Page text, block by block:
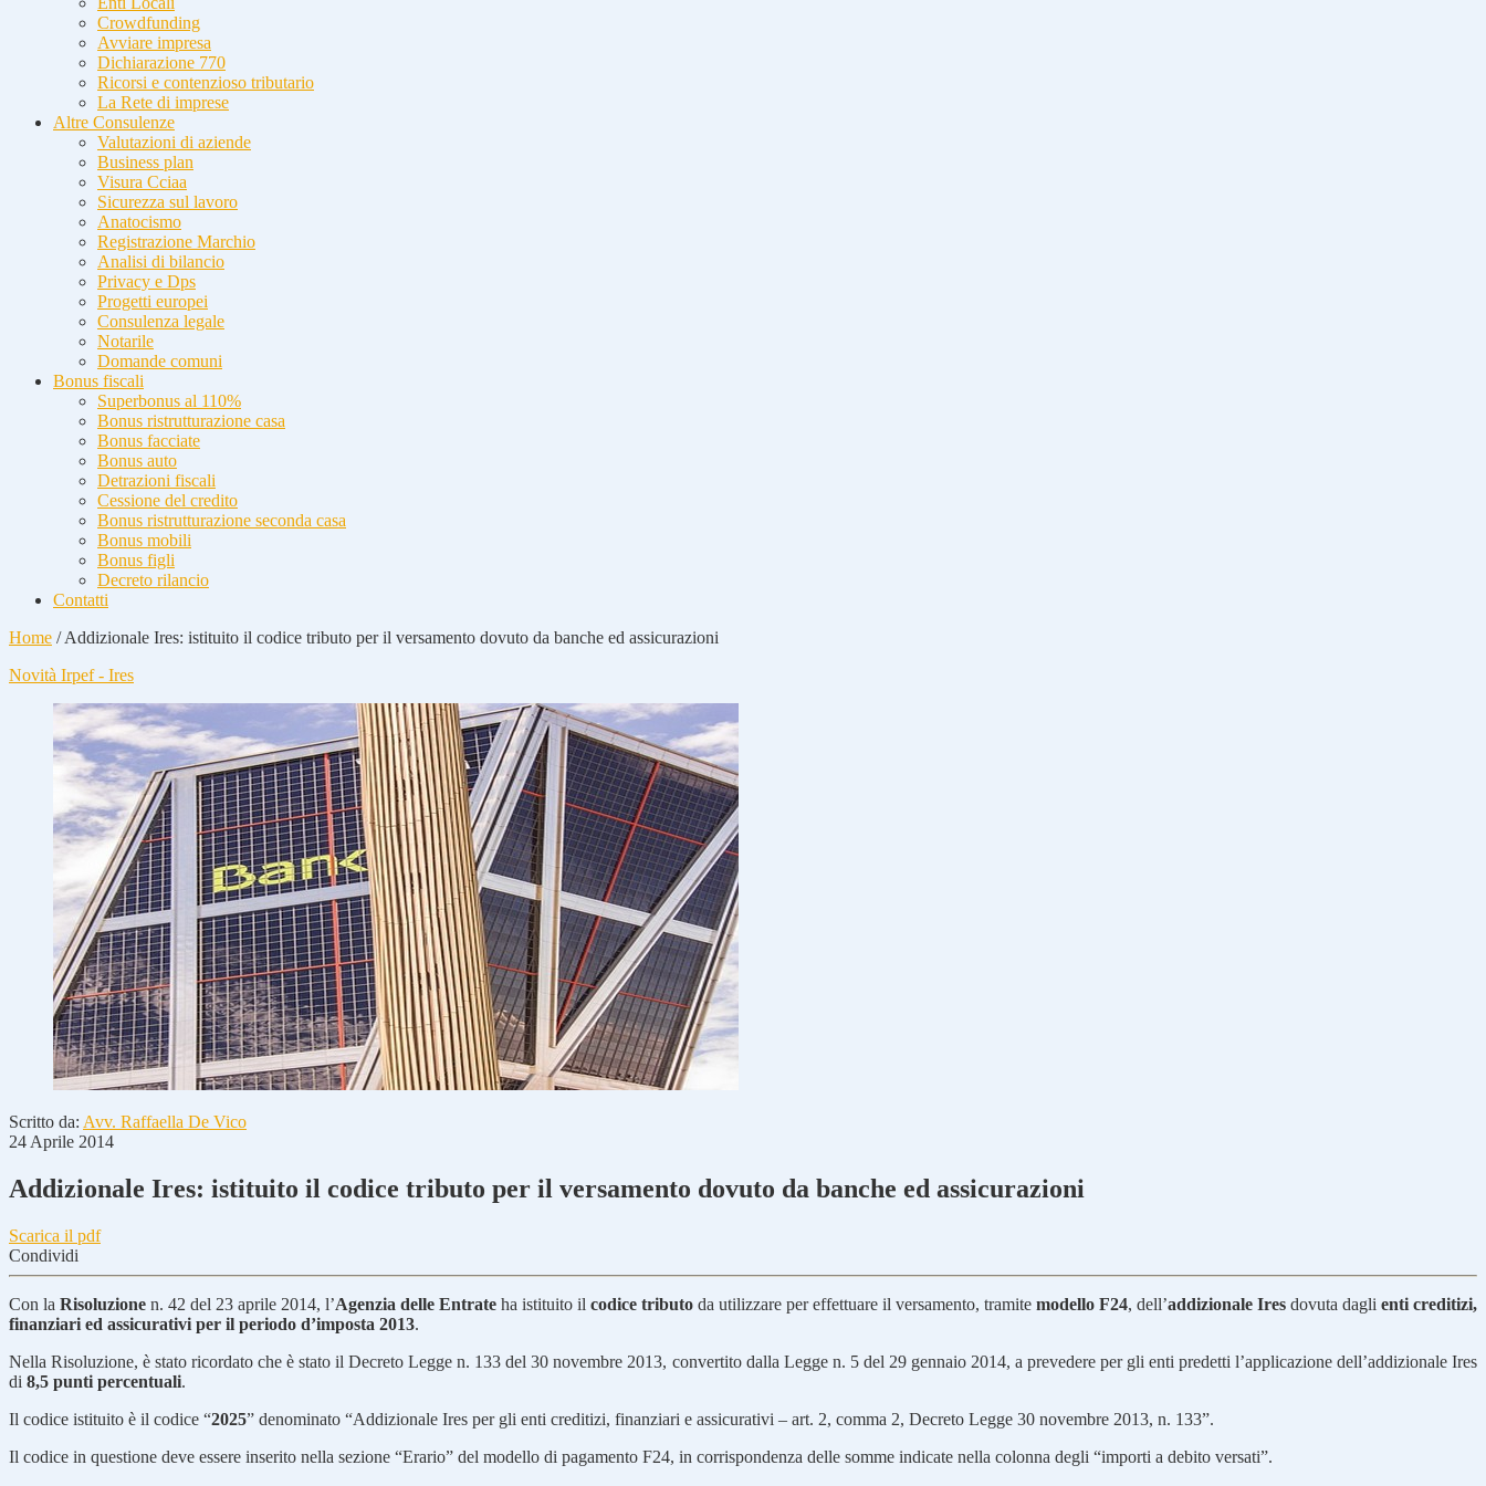
Crowdfunding
Avviare impresa
Dichiarazione 770
Ricorsi e contenzioso tributario
La Rete di imprese
Altre Consulenze
Valutazioni di aziende
Business plan
Visura Cciaa
Sicurezza sul lavoro
Anatocismo
Registrazione Marchio
Analisi di bilancio
Privacy e Dps
Progetti europei
Consulenza legale
Notarile
Domande comuni
Bonus fiscali
Superbonus al 110%
Bonus ristrutturazione casa
Bonus facciate
Bonus auto
Detrazioni fiscali
Cessione del credito
Bonus ristrutturazione seconda casa
Bonus mobili
Bonus figli
Decreto rilancio
Contatti
Home /Addizionale Ires: istituito il codice tributo per il versamento dovuto da banche ed assicurazioni
Novità Irpef - Ires
Scritto da: Avv. Raffaella De Vico
24 Aprile 2014
Addizionale Ires: istituito il codice tributo per il versamento dovuto da banche ed assicurazioni
Scarica il pdf
Condividi
Con la Risoluzione n. 42 del 23 aprile 2014, l’Agenzia delle Entrate ha istituito il codice tributo da utilizzare per effettuare il versamento, tramite modello F24, dell’addizionale Ires dovuta dagli enti creditizi,
finanziari ed assicurativi per il periodo d’imposta 2013.
Nella Risoluzione, è stato ricordato che è stato il Decreto Legge n. 133 del 30 novembre 2013, convertito dalla Legge n. 5 del 29 gennaio 2014, a prevedere per gli enti predetti l’applicazione dell’addizionale Ires
di 8,5 punti percentuali.
Il codice istituito è il codice “2025” denominato “Addizionale Ires per gli enti creditizi, finanziari e assicurativi – art. 2, comma 2, Decreto Legge 30 novembre 2013, n. 133”.
Il codice in questione deve essere inserito nella sezione “Erario” del modello di pagamento F24, in corrispondenza delle somme indicate nella colonna degli “importi a debito versati”.